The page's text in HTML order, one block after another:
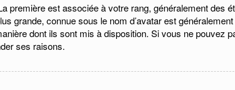
première est associée à votre rang, généralement des
grande, connue sous le nom d’avatar est
dont ils sont mis à disposition. Si vous ne pouvez
ses raisons.